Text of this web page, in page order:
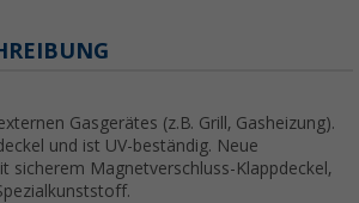
Gasgerätes (z.B. Grill, Gasheizung).
und ist UV-beständig. Neue
sicherem Magnetverschluss-Klappdeckel,